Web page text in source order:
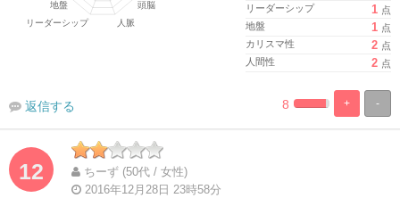
リーダーシップ
1 点
地盤
1 点
カリスマ性
2 点
人間性
2 点
-
+
%
100%
8
返信する
12
ちーず (50代 / 女性)
2016年12月28日 23時58分